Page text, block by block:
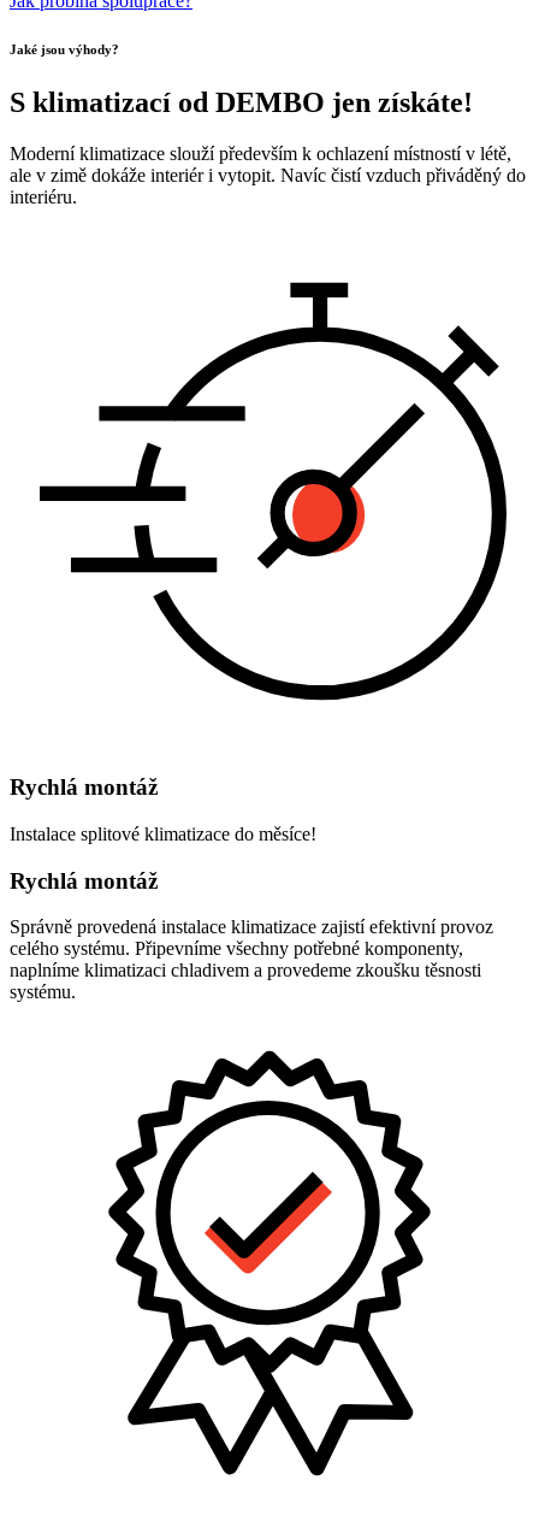
Jaké jsou výhody?
S klimatizací od DEMBO jen získáte!
Moderní klimatizace slouží především k ochlazení místností v létě,
ale v zimě dokáže interiér i vytopit. Navíc čistí vzduch přiváděný do
interiéru.
Rychlá montáž
Instalace splitové klimatizace do měsíce!
Rychlá montáž
Správně provedená instalace klimatizace zajistí efektivní provoz
celého systému. Připevníme všechny potřebné komponenty,
naplníme klimatizaci chladivem a provedeme zkoušku těsnosti
systému.